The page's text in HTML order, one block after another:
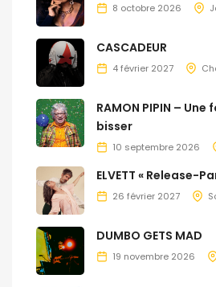
8 octobre 2026
CASCADEUR
4 février 2027
RAMON PIPIN –
bisser
10 septembre 2026
ELVETT « Release-
26 février 2027
DUMBO GETS MAD
19 novembre 2026